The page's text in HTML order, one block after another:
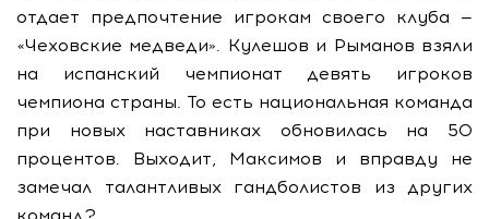
отдает предпочтение игрокам своего клуба —
«Чеховские медведи». Кулешов и Рыманов взяли
на испанский чемпионат девять игроков
чемпиона страны. То есть национальная команда
при новых наставниках обновилась на 50
процентов. Выходит, Максимов и вправду не
замечал талантливых гандболистов из других